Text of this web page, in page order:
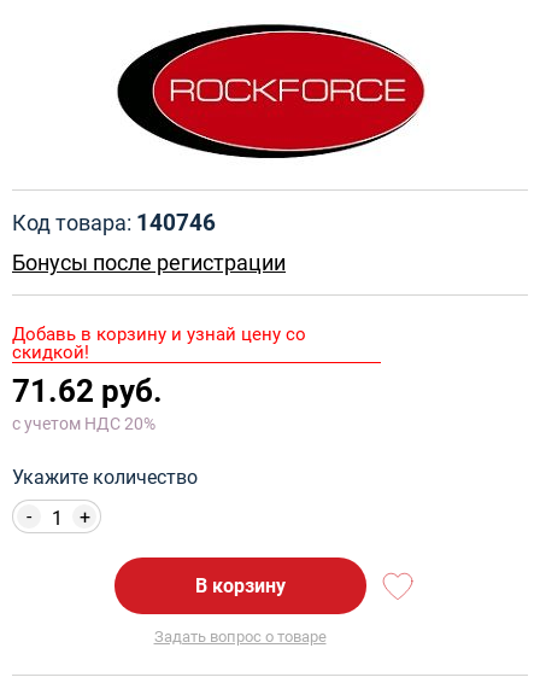
Код товара: 140746
Бонусы после регистрации
Добавь в корзину и узнай цену со
скидкой!
71.62 руб.
с учетом НДС 20%
Укажите количество
+
-
В корзину
Задать вопрос о товаре